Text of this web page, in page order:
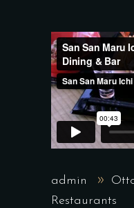
admin
Restaurants